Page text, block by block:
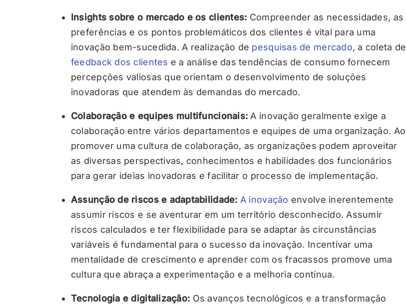
Insights sobre o mercado e os clientes: Compreender as necessidades, as
preferências e os pontos problemáticos dos clientes é vital para uma
inovação bem-sucedida. A realização de pesquisas de mercado, a coleta de
feedback dos clientes e a análise das tendências de consumo fornecem
percepções valiosas que orientam o desenvolvimento de soluções
inovadoras que atendem às demandas do mercado.
Colaboração e equipes multifuncionais: A inovação geralmente exige a
colaboração entre vários departamentos e equipes de uma organização. Ao
promover uma cultura de colaboração, as organizações podem aproveitar
as diversas perspectivas, conhecimentos e habilidades dos funcionários
para gerar ideias inovadoras e facilitar o processo de implementação.
Assunção de riscos e adaptabilidade: A inovação envolve inerentemente
assumir riscos e se aventurar em um território desconhecido. Assumir
riscos calculados e ter flexibilidade para se adaptar às circunstâncias
variáveis é fundamental para o sucesso da inovação. Incentivar uma
mentalidade de crescimento e aprender com os fracassos promove uma
cultura que abraça a experimentação e a melhoria contínua.
Tecnologia e digitalização: Os avanços tecnológicos e a transformação